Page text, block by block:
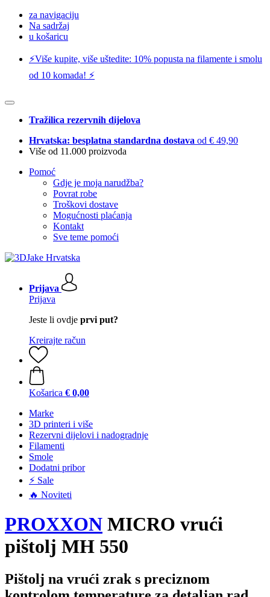
za navigaciju
Na sadržaj
u košaricu
⚡️Više kupite, više uštedite: 10% popusta na filamente i smolu
od 10 komada! ⚡️
Tražilica rezervnih dijelova
Hrvatska: besplatna standardna dostava od € 49,90
Više od 11.000 proizvoda
Pomoć
Gdje je moja narudžba?
Povrat robe
Troškovi dostave
Mogućnosti plaćanja
Kontakt
Sve teme pomoći
Prijava
Prijava
Jeste li ovdje prvi put?
Kreirajte račun
Košarica € 0,00
Marke
3D printeri i više
Rezervni dijelovi i nadogradnje
Filamenti
Smole
Dodatni pribor
⚡ Sale
🔥 Noviteti
PROXXON MICRO vrući
pištolj MH 550
Pištolj na vrući zrak s preciznom